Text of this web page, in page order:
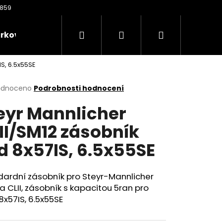
poukazy Oděvy Kontakty
Hledat PřihlášeníNákupní
6.5x55SE
Podrobnosti hodnocení
Mannlicher
SM12 zásobník
8x57IS, 6.5x55SE
zásobník pro Steyr-Mannlicher
a CLII, zásobník s kapacitou 5ran pro
6.5x55SE
Následující